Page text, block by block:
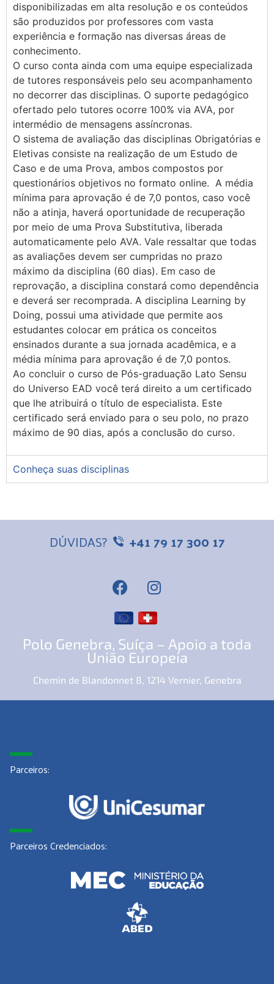
disponibilizadas em alta resolução e os conteúdos
são produzidos por professores com vasta
experiência e formação nas diversas áreas de
conhecimento.
O curso conta ainda com uma equipe especializada
de tutores responsáveis pelo seu acompanhamento
no decorrer das disciplinas. O suporte pedagógico
ofertado pelo tutores ocorre 100% via AVA, por
intermédio de mensagens assíncronas.
O sistema de avaliação das disciplinas Obrigatórias e
Eletivas consiste na realização de um Estudo de
Caso e de uma Prova, ambos compostos por
questionários objetivos no formato online. A média
mínima para aprovação é de 7,0 pontos, caso você
não a atinja, haverá oportunidade de recuperação
por meio de uma Prova Substitutiva, liberada
automaticamente pelo AVA. Vale ressaltar que todas
as avaliações devem ser cumpridas no prazo
máximo da disciplina (60 dias). Em caso de
reprovação, a disciplina constará como dependência
e deverá ser recomprada. A disciplina Learning by
Doing, possui uma atividade que permite aos
estudantes colocar em prática os conceitos
ensinados durante a sua jornada acadêmica, e a
média mínima para aprovação é de 7,0 pontos.
Ao concluir o curso de Pós-graduação Lato Sensu
do Universo EAD você terá direito a um certificado
que lhe atribuirá o título de especialista. Este
certificado será enviado para o seu polo, no prazo
máximo de 90 dias, após a conclusão do curso.
Conheça suas disciplinas
DÚVIDAS? +41 79 17 300 17
Polo Genebra, Suíça – Apoio a toda
União Europeia
Chemin de Blandonnet 8, 1214 Vernier, Genebra
Parceiros:
Parceiros Credenciados: